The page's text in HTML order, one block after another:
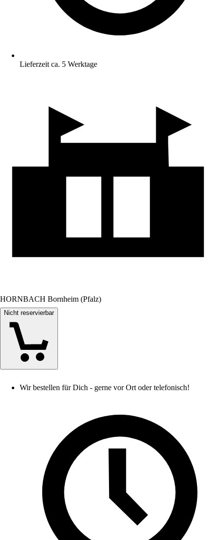
Lieferzeit ca. 5 Werktage
HORNBACH Bornheim (Pfalz)
Nicht reservierbar
Wir bestellen für Dich - gerne vor Ort oder telefonisch!